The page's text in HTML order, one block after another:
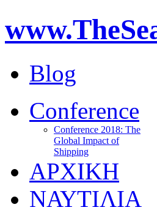
Blog
Conference
Conference 2018: The
Global Impact of
Shipping
ΑΡΧΙΚΗ
ΝΑΥΤΙΛΙΑ